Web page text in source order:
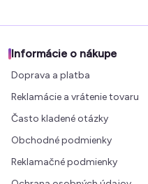
Informácie o nákupe
Doprava a platba
Reklamácie a vrátenie tovaru
Často kladené otázky
Obchodné podmienky
Reklamačné podmienky